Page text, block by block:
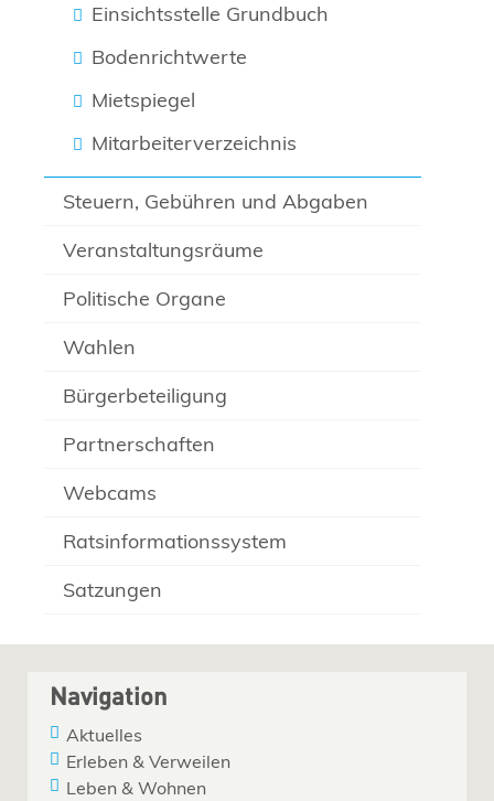
Einsichtsstelle Grundbuch
Bodenrichtwerte
Mietspiegel
Mitarbeiterverzeichnis
Steuern, Gebühren und Abgaben
Veranstaltungsräume
Politische Organe
Wahlen
Bürgerbeteiligung
Partnerschaften
Webcams
Ratsinformationssystem
Satzungen
Navigation
Aktuelles
Erleben & Verweilen
Leben & Wohnen